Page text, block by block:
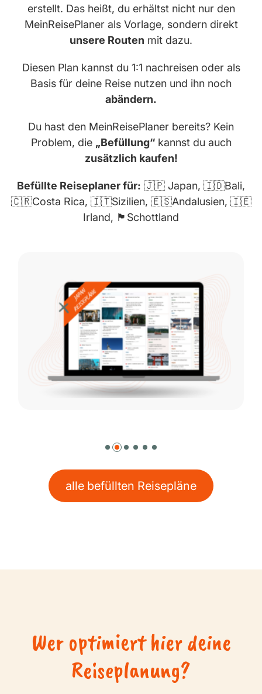
erstellt. Das heißt, du erhältst nicht nur den
MeinReisePlaner als Vorlage, sondern direkt
unsere Routen mit dazu.
Diesen Plan kannst du 1:1 nachreisen oder als
Basis für deine Reise nutzen und ihn noch
abändern.
Du hast den MeinReisePlaner bereits? Kein
Problem, die „Befüllung“kannst du auch
zusätzlich kaufen!
Befüllte Reiseplaner für: 🇯🇵 Japan, 🇮🇩Bali,
🇨🇷Costa Rica, 🇮🇹Sizilien, 🇪🇸Andalusien, 🇮🇪
Irland, 🏴󠁧󠁢󠁳󠁣󠁴󠁿Schottland
alle befüllten Reisepläne
Wer optimiert hier deine
Reiseplanung?